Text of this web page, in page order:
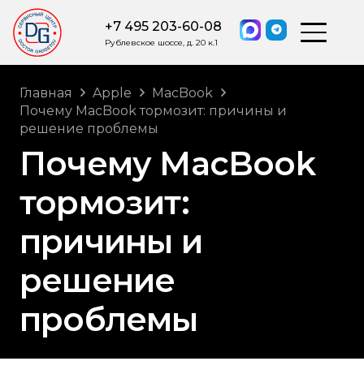
+7 495 203-60-08
Рублевское шоссе, д. 20 к.1
Главная Apple
MacBook
Почему MacBook тормозит: причины и
решение проблемы
Почему MacBook
тормозит:
причины и
решение
проблемы